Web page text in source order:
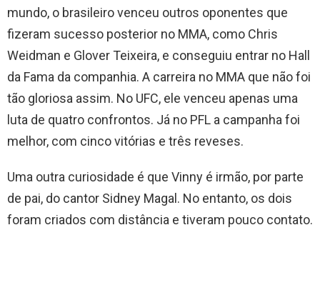
mundo, o brasileiro venceu outros oponentes que
fizeram sucesso posterior no MMA, como Chris
Weidman e Glover Teixeira, e conseguiu entrar no Hall
da Fama da companhia. A carreira no MMA que não foi
tão gloriosa assim. No UFC, ele venceu apenas uma
luta de quatro confrontos. Já no PFL a campanha foi
melhor, com cinco vitórias e três reveses.
Uma outra curiosidade é que Vinny é irmão, por parte
de pai, do cantor Sidney Magal. No entanto, os dois
foram criados com distância e tiveram pouco contato.